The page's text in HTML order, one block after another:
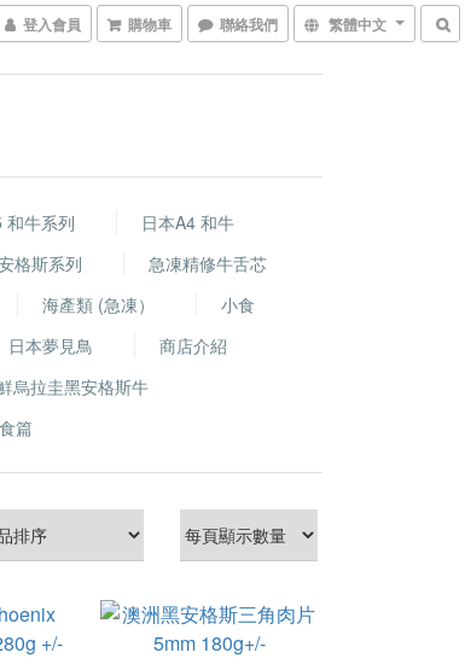
登入會員 購物車 聯絡我們 繁體中文
和牛系列
日本A4 和牛
格斯系列
急凍精修牛舌芯
海產類 (急凍）
小食
日本夢見鳥
商店介紹
烏拉圭黑安格斯牛
篇